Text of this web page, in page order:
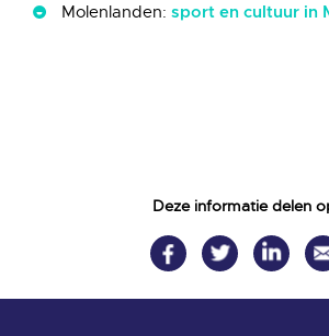
Molenlanden: sport en cultuur in
Deze informatie delen